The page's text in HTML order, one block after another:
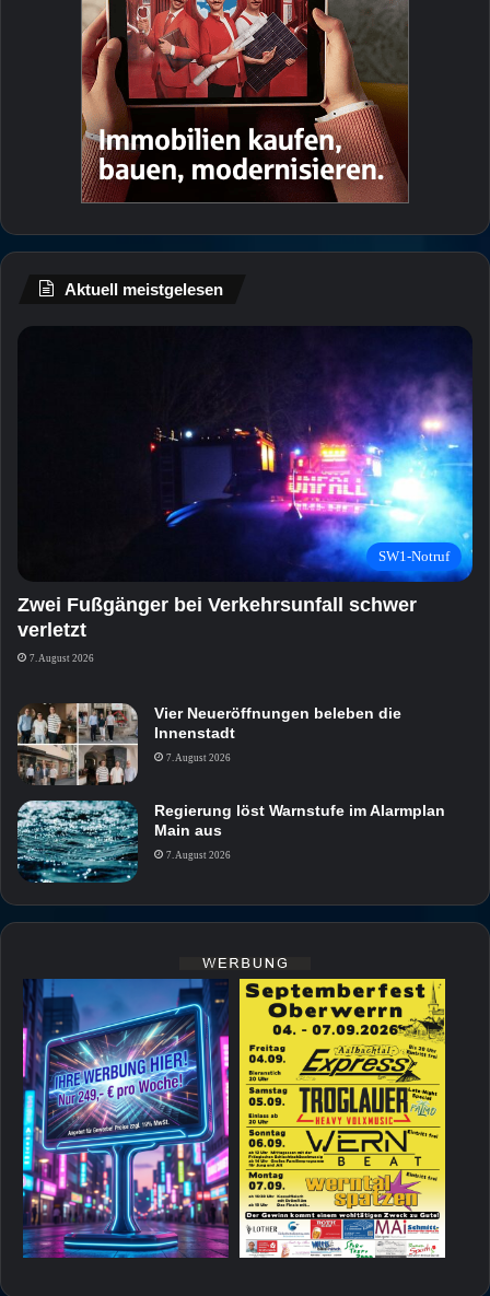
Aktuell meistgelesen
SW1-Notruf
Zwei Fußgänger bei Verkehrsunfall schwer
verletzt
7. August 2026
Vier Neueröffnungen beleben die
Innenstadt
7. August 2026
Regierung löst Warnstufe im Alarmplan
Main aus
7. August 2026